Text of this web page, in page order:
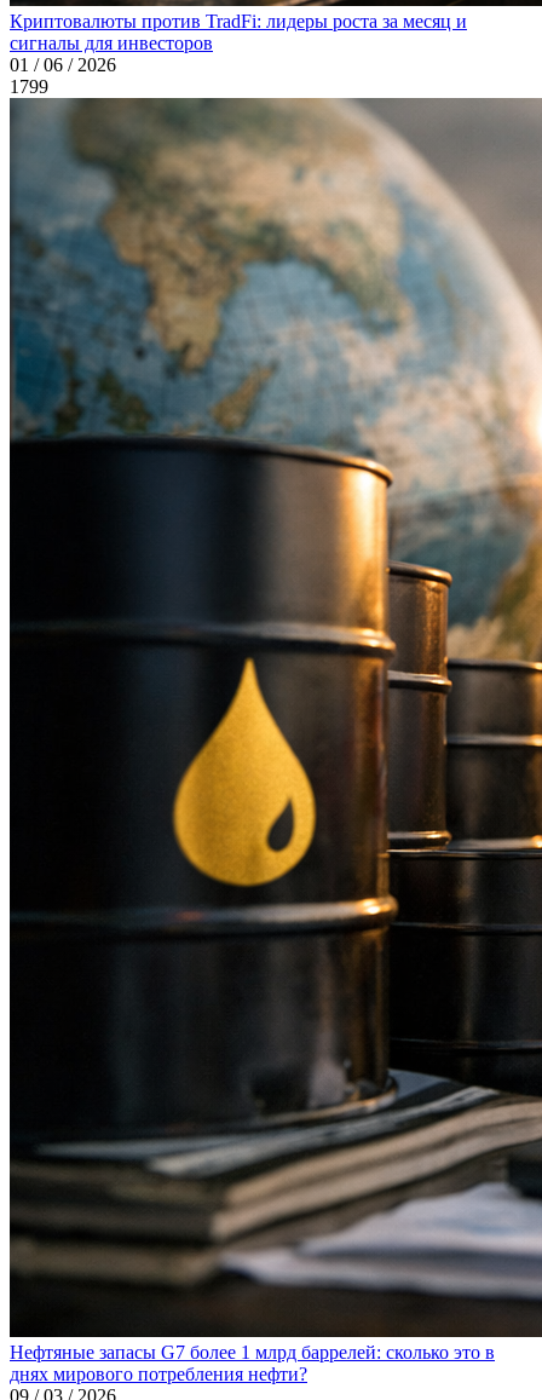
Криптовалюты против TradFi: лидеры роста за месяц и
сигналы для инвесторов
01 / 06 / 2026
1799
Нефтяные запасы G7 более 1 млрд баррелей: сколько это в
днях мирового потребления нефти?